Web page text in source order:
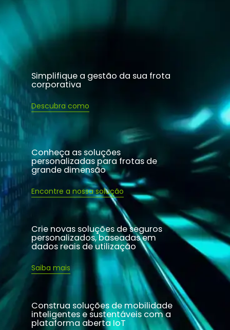
Simplifique a gestão da sua frota
corporativa
Descubra como
Conheça as soluções
personalizadas para frotas de
grande dimensão
Encontre a nossa solução
Crie novas soluções de seguros
personalizados, baseadas em
dados reais de utilização
Saiba mais
Construa soluções de mobilidade
inteligentes e sustentáveis com a
plataforma aberta IoT